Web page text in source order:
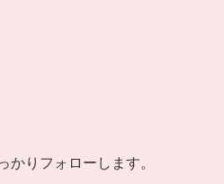
りフォローします。